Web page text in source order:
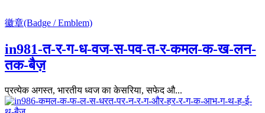
徽章(Badge / Emblem)
in981-त-र-ग-ध-वज-स-पव-त-र-कमल-क-ख-लन-
तक-बैज़
प्रत्येक अगस्त, भारतीय ध्वज का केसरिया, सफेद औ...